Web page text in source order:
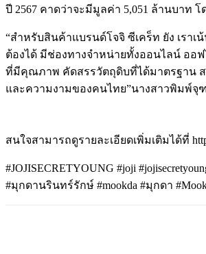
ปี 2567 คาดว่าจะมีมูลค่า 5,051 ล้านบาท
“สำหรับสินค้าแบรนด์โจจิ ซีเคร็ท ยัง เร
ต้องได้ มีช่องทางจำหน่ายทั้งออนไลน์ ออ
ที่มีคุณภาพ คัดสรรวัตถุดิบที่ได้มาตรฐาน สะ
และความงามของคนไทย”นางสาวพิมพ์จุ
สนใจสามารถดูรายละเอียดเพิ่มเติมได้ที่
#JOJISECRETYOUNG #joji
#มุกดานรินทร์รักษ์ #mookda #มุกดา